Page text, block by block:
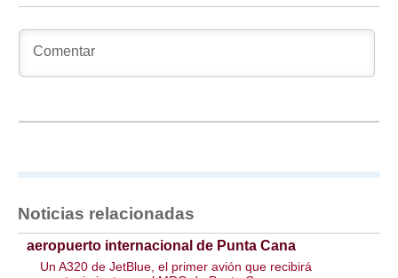
Noticias relacionadas
aeropuerto internacional de Punta Cana
Un A320 de JetBlue, el primer avión que recibirá